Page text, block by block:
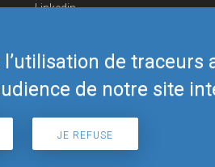
de
de notre site
JE REFUSE
Linkedin
Telegram